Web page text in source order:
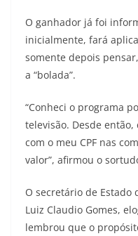
O ganhador já foi
inicialmente, fará
somente depois
a “bolada”.
“Conheci o programa
televisão. Desde
com o meu CPF nas
valor”, afirmou o
O secretário de Estado
Luiz Claudio Gomes,
lembrou que o